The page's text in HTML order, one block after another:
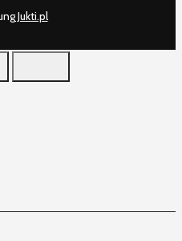
Jukti.pl